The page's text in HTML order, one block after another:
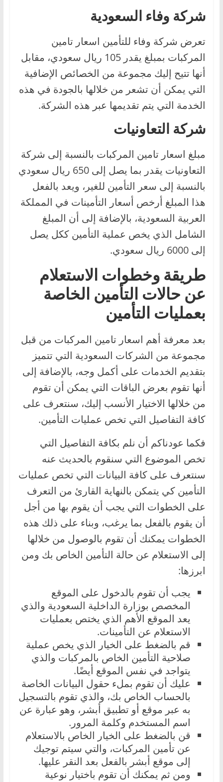
شركة وفاء السعودية
تعرض شركة وفاء للتأمين اسعار تامين
المركبات بمبلغ يقدر 105 ريال سعودي، مقابل
أنها تتيح إليك مجموعة من الخصائص الإضافية
التي يمكن أن تشعر من خلالها بالجودة في هذه
الخدمة التي يتم تقديمها عبر هذه الشركة.
شركة التعاونيات
مبلغ اسعار تامين المركبات بالنسبة إلى شركة
التعاونيات يقدر بما يصل إلى 650 ريال سعودي
بالنسبة إلى سعر التأمين للغير، ويعد بالفعل
هذا المبلغ أرخص أسعار التأمينات في المملكة
العربية السعودية، بالإضافة إلى أن المبلغ
الشامل الذي يخص عملية التأمين ككل يصل
إلى 6000 ريال سعودي.
طريقة وخطوات الاستعلام
عن حالات التأمين الخاصة
بعمليات التأمين
بعد معرفة أهم اسعار تامين المركبات من قبل
مجموعة من الشركات السعودية التي تتميز
بتقديم الخدمات على أكمل وجه، بالإضافة إلى
أنها تقوم بعرض الباقات التي يمكن أن تقوم
من خلالها الاختيار الأنسب إليك، سنتعرف على
كافة التفاصيل التي تخص عمليات التأمين.
فكما عودناكم أن نلم بكافة التفاصيل التي
تخص الموضوع التي سنقوم بالحديث عنه
سنتعرف على كافة البيانات التي تخص عمليات
التأمين كي يتمكن بالنهاية القارئ من التعرف
على الخطوات التي يجب أن يقوم بها من أجل
أن يقوم بالفعل بما يرغب، وبناء على ذلك هذه
الخطوات يمكنك أن تقوم بالوصول من خلالها
إلى الاستعلام عن حالة التأمين الخاص بك ومن
ابرزها:
يجب أن تقوم بالدخول على الموقع
المخصص بوزارة الداخلية السعودية والذي
يعد الموقع الأهم الذي يختص بعمليات
الاستعلام عن التأمينات.
قم بالضغط على الخيار الذي يخص عملية
صلاحية التأمين الخاص بالمركبات والذي
يتواجد في نفس الموقع أيضًا.
عليك أن تقوم بملء حقول البيانات الخاصة
بالحساب الخاص بك، والذي تقوم بالتسجيل
به عبر موقع أو تطبيق أبشر، وهو عبارة عن
اسم المستخدم وكلمة المرور.
قن بالضغط على الخيار الخاص بالاستعلام
عن تأمين المركبات، والتي سيتم توجيك
إلى موقع أبشر بالفعل بعد النقر عليها.
ومن ثم يمكنك أن تقوم باختيار نوعية